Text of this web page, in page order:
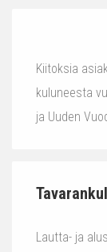
Kiitoksia
kuluneesta
ja Uuden
Lautta- ja